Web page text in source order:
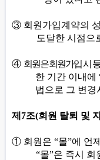
③ 회원가입계약의
도달한 시점으
④ 회원은 회원가입 시
한 기간 이내에
법으로 그 변경
제 7조(회원 탈퇴 및
① 회원은 “몰”에 언
“몰”은 즉시 회